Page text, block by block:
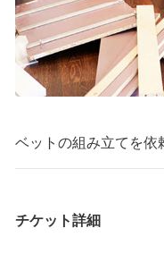
ベットの組み立てを依
チケット詳細